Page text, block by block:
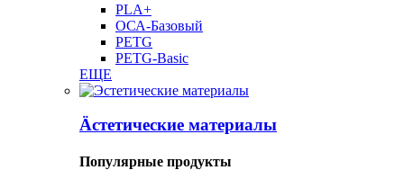
PLA+
ОСА-Базовый
PETG
PETG-Basic
ЕЩЕ
Äстетические материалы
Популярные продукты